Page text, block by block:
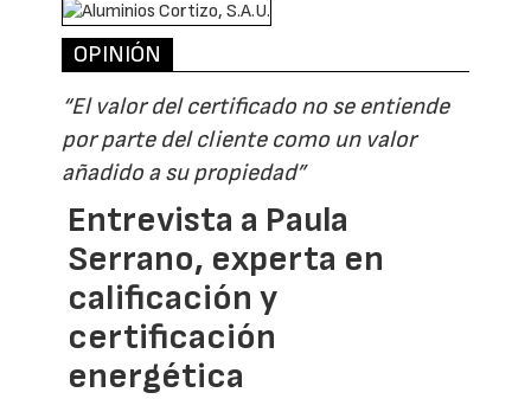
OPINIÓN
“El valor del certificado no se entiende
por parte del cliente como un valor
añadido a su propiedad”
Entrevista a Paula
Serrano, experta en
calificación y
certificación
energética